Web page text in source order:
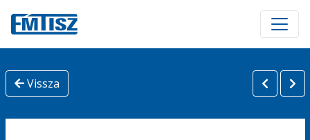
Vissza